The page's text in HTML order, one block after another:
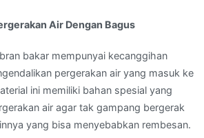
Air Dengan Bagus
bakar mempunyai kecanggihan
pergerakan air yang masuk ke
ini memiliki bahan spesial yang
air agar tak gampang bergerak
yang bisa menyebabkan rembesan.